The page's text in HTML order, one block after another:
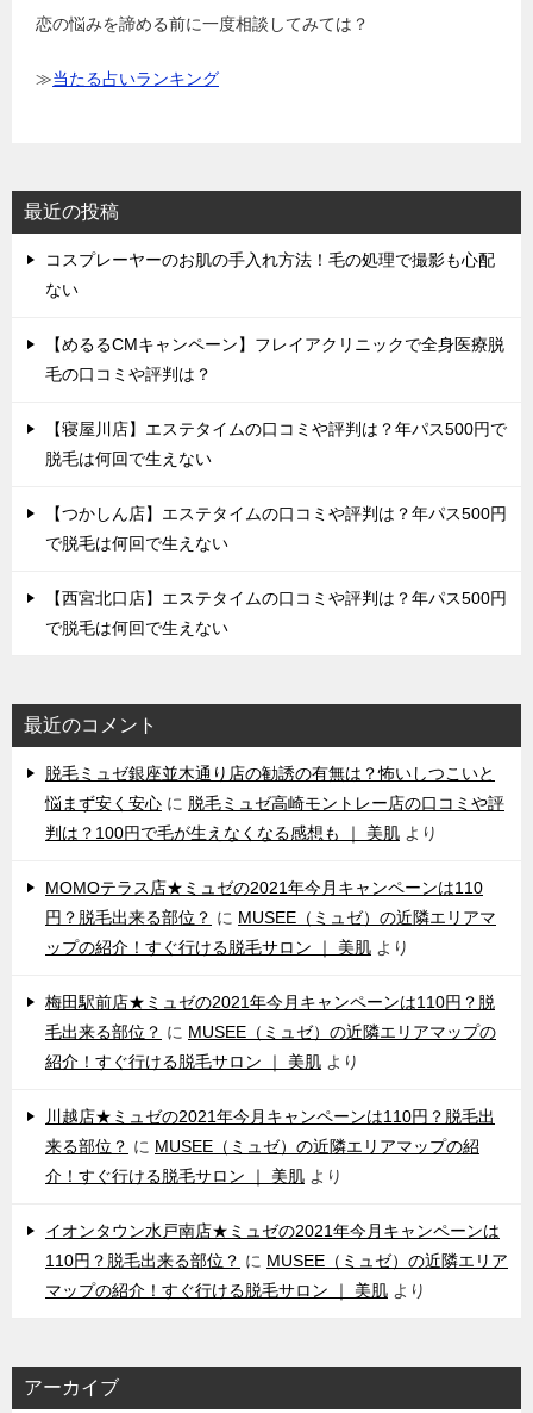
恋の悩みを諦める前に一度相談してみては？
≫当たる占いランキング
最近の投稿
コスプレーヤーのお肌の手入れ方法！毛の処理で撮影も心配
ない
【めるるCMキャンペーン】フレイアクリニックで全身医療脱
毛の口コミや評判は？
【寝屋川店】エステタイムの口コミや評判は？年パス500円で
脱毛は何回で生えない
【つかしん店】エステタイムの口コミや評判は？年パス500円
で脱毛は何回で生えない
【西宮北口店】エステタイムの口コミや評判は？年パス500円
で脱毛は何回で生えない
最近のコメント
脱毛ミュゼ銀座並木通り店の勧誘の有無は？怖いしつこいと
悩まず安く安心 に 脱毛ミュゼ高崎モントレー店の口コミや評
判は？100円で毛が生えなくなる感想も ｜ 美肌 より
MOMOテラス店★ミュゼの2021年今月キャンペーンは110
円？脱毛出来る部位？ に MUSEE（ミュゼ）の近隣エリアマ
ップの紹介！すぐ行ける脱毛サロン ｜ 美肌 より
梅田駅前店★ミュゼの2021年今月キャンペーンは110円？脱
毛出来る部位？ に MUSEE（ミュゼ）の近隣エリアマップの
紹介！すぐ行ける脱毛サロン ｜ 美肌 より
川越店★ミュゼの2021年今月キャンペーンは110円？脱毛出
来る部位？ に MUSEE（ミュゼ）の近隣エリアマップの紹
介！すぐ行ける脱毛サロン ｜ 美肌 より
イオンタウン水戸南店★ミュゼの2021年今月キャンペーンは
110円？脱毛出来る部位？ に MUSEE（ミュゼ）の近隣エリア
マップの紹介！すぐ行ける脱毛サロン ｜ 美肌 より
アーカイブ